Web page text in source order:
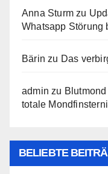
Anna Sturm zu
Whatsapp Störung
Bärin zu Das
admin zu
totale
BELIEBTE